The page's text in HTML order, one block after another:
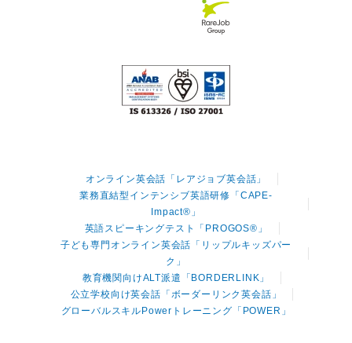
オンライン英会話「レアジョブ英会話」
業務直結型インテンシブ英語研修「CAPE-
Impact®」
英語スピーキングテスト「PROGOS®」
子ども専門オンライン英会話「リップルキッズパー
ク」
教育機関向けALT派遣「BORDERLINK」
公立学校向け英会話「ボーダーリンク英会話」
グローバルスキルPowerトレーニング「POWER」